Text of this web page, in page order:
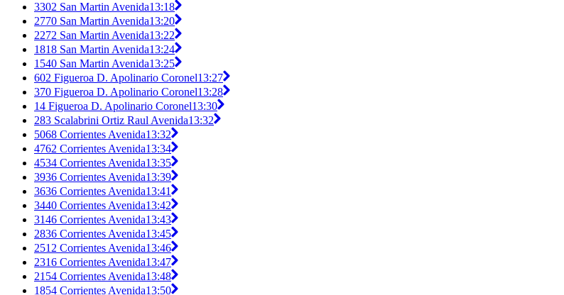
3302 San Martin Avenida13:18
2770 San Martin Avenida13:20
2272 San Martin Avenida13:22
1818 San Martin Avenida13:24
1540 San Martin Avenida13:25
602 Figueroa D. Apolinario Coronel13:27
370 Figueroa D. Apolinario Coronel13:28
14 Figueroa D. Apolinario Coronel13:30
283 Scalabrini Ortiz Raul Avenida13:32
5068 Corrientes Avenida13:32
4762 Corrientes Avenida13:34
4534 Corrientes Avenida13:35
3936 Corrientes Avenida13:39
3636 Corrientes Avenida13:41
3440 Corrientes Avenida13:42
3146 Corrientes Avenida13:43
2836 Corrientes Avenida13:45
2512 Corrientes Avenida13:46
2316 Corrientes Avenida13:47
2154 Corrientes Avenida13:48
1854 Corrientes Avenida13:50